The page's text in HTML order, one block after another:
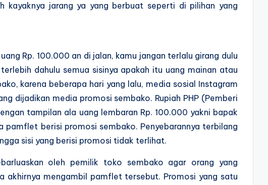
kayaknya jarang ya yang berbuat seperti di pilihan yang
Rp. 100.000 an di jalan, kamu jangan terlalu girang dulu
dahulu semua sisinya apakah itu uang mainan atau
karena beberapa hari yang lalu, media sosial Instagram
dijadikan media promosi sembako. Rupiah PHP (Pemberi
tampilan ala uang lembaran Rp. 100.000 yakni bapak
pamflet berisi promosi sembako. Penyebarannya terbilang
sisi yang berisi promosi tidak terlihat.
oleh pemilik toko sembako agar orang yang
akhirnya mengambil pamflet tersebut. Promosi yang satu